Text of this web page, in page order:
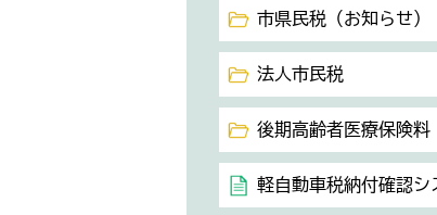
市県民税（お知らせ）
法人市民税
後期高齢者医療保険料
軽自動車税納付確認シ